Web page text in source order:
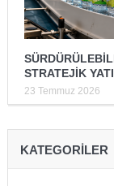
STRATEJİK
23 Temmuz 2026
KATEGORILER